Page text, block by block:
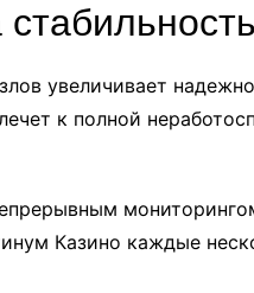
увеличивает
к полной
Казино каждые